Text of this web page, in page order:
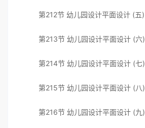
第212节 幼儿园设计平面设计 (五)
第213节 幼儿园设计平面设计 (六)
第214节 幼儿园设计平面设计 (七)
第215节 幼儿园设计平面设计 (八)
第216节 幼儿园设计平面设计 (九)